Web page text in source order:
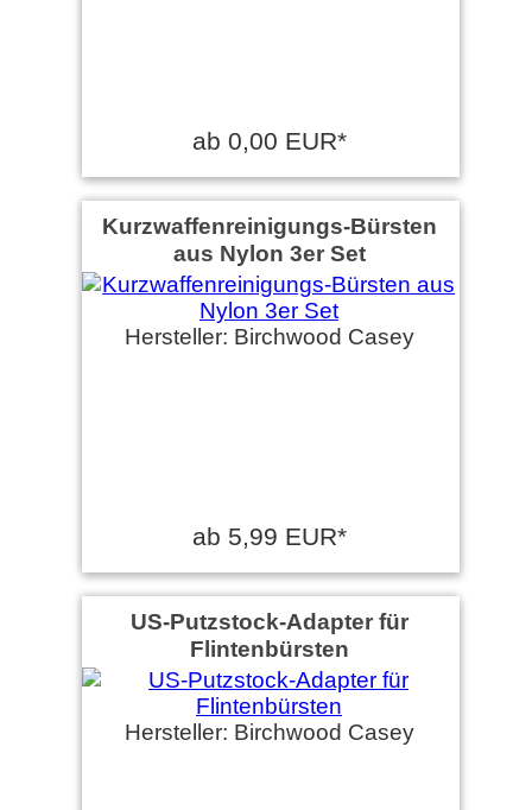
ab 0,00 EUR*
Kurzwaffenreinigungs-Bürsten
aus Nylon 3er Set
Hersteller: Birchwood Casey
ab 5,99 EUR*
US-Putzstock-Adapter für
Flintenbürsten
Hersteller: Birchwood Casey